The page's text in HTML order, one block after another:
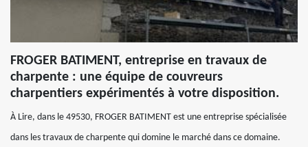
FROGER BATIMENT, entreprise en travaux de
charpente : une équipe de couvreurs
charpentiers expérimentés à votre disposition.
À Lire, dans le 49530, FROGER BATIMENT est une entreprise spécialisée
dans les travaux de charpente qui domine le marché dans ce domaine.